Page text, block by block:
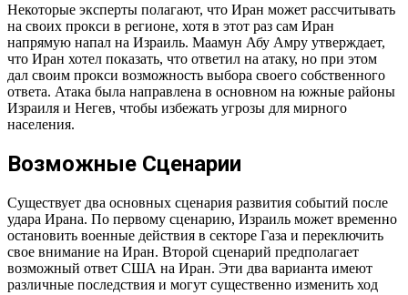
Некоторые эксперты полагают, что Иран может рассчитывать
на своих прокси в регионе, хотя в этот раз сам Иран
напрямую напал на Израиль. Маамун Абу Амру утверждает,
что Иран хотел показать, что ответил на атаку, но при этом
дал своим прокси возможность выбора своего собственного
ответа. Атака была направлена в основном на южные районы
Израиля и Негев, чтобы избежать угрозы для мирного
населения.
Возможные Сценарии
Существует два основных сценария развития событий после
удара Ирана. По первому сценарию, Израиль может временно
остановить военные действия в секторе Газа и переключить
свое внимание на Иран. Второй сценарий предполагает
возможный ответ США на Иран. Эти два варианта имеют
различные последствия и могут существенно изменить ход